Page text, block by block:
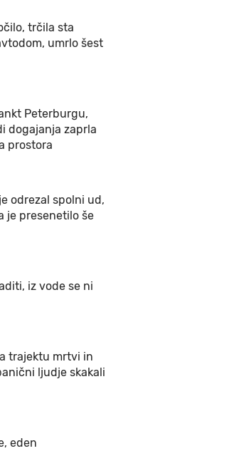
trčila sta
umrlo šest
Peterburgu,
dogajanja zaprla
prostora
odrezal spolni ud,
je presenetilo še
iz vode se ni
trajektu mrtvi in
ljudje skakali
eden